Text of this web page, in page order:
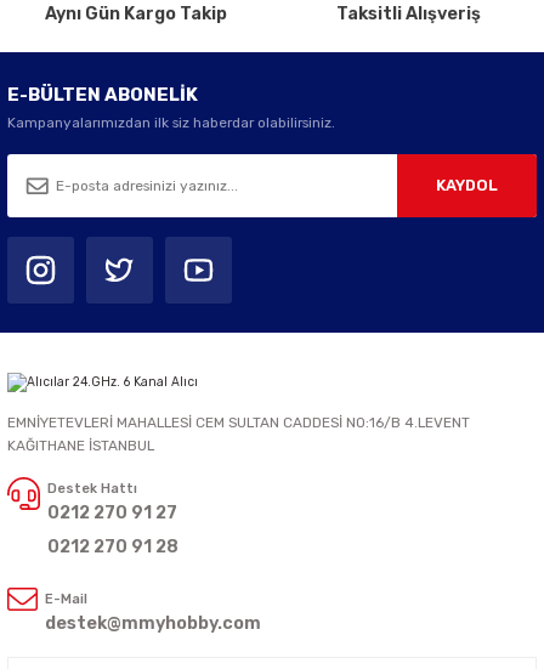
Aynı Gün Kargo Takip Taksitli Alışveriş
E-BÜLTEN ABONELİK
Kampanyalarımızdan ilk siz haberdar olabilirsiniz.
KAYDOL
EMNİYETEVLERİ MAHALLESİ CEM SULTAN CADDESİ NO:16/B 4.LEVENT
KAĞITHANE İSTANBUL
Destek Hattı
0212 270 91 27
0212 270 91 28
E-Mail
destek@mmyhobby.com